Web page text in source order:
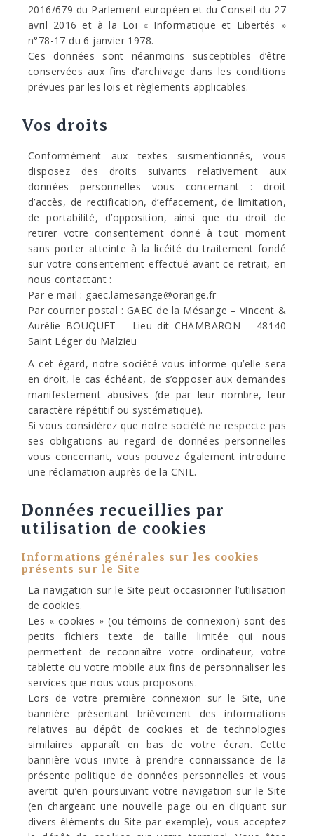
2016/679 du Parlement européen et du Conseil du 27
avril 2016 et à la Loi « Informatique et Libertés »
n°78-17 du 6 janvier 1978.
Ces données sont néanmoins susceptibles d’être
conservées aux fins d’archivage dans les conditions
prévues par les lois et règlements applicables.
Vos droits
Conformément aux textes susmentionnés, vous
disposez des droits suivants relativement aux
données personnelles vous concernant : droit
d’accès, de rectification, d’effacement, de limitation,
de portabilité, d’opposition, ainsi que du droit de
retirer votre consentement donné à tout moment
sans porter atteinte à la licéité du traitement fondé
sur votre consentement effectué avant ce retrait, en
nous contactant :
Par e-mail : gaec.lamesange@orange.fr
Par courrier postal : GAEC de la Mésange – Vincent &
Aurélie BOUQUET – Lieu dit CHAMBARON – 48140
Saint Léger du Malzieu
A cet égard, notre société vous informe qu’elle sera
en droit, le cas échéant, de s’opposer aux demandes
manifestement abusives (de par leur nombre, leur
caractère répétitif ou systématique).
Si vous considérez que notre société ne respecte pas
ses obligations au regard de données personnelles
vous concernant, vous pouvez également introduire
une réclamation auprès de la CNIL.
Données recueillies par
utilisation de cookies
Informations générales sur les cookies
présents sur le Site
La navigation sur le Site peut occasionner l’utilisation
de cookies.
Les « cookies » (ou témoins de connexion) sont des
petits fichiers texte de taille limitée qui nous
permettent de reconnaître votre ordinateur, votre
tablette ou votre mobile aux fins de personnaliser les
services que nous vous proposons.
Lors de votre première connexion sur le Site, une
bannière présentant brièvement des informations
relatives au dépôt de cookies et de technologies
similaires apparaît en bas de votre écran. Cette
bannière vous invite à prendre connaissance de la
présente politique de données personnelles et vous
avertit qu’en poursuivant votre navigation sur le Site
(en chargeant une nouvelle page ou en cliquant sur
divers éléments du Site par exemple), vous acceptez